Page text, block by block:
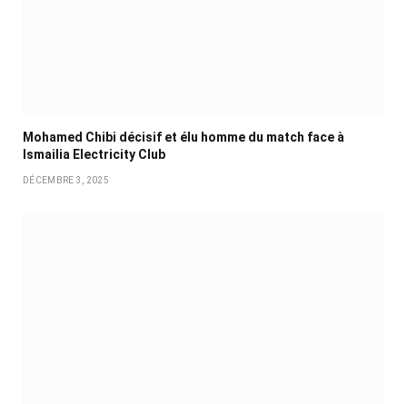
Mohamed Chibi décisif et élu homme du match face à
Ismailia Electricity Club
DÉCEMBRE 3, 2025